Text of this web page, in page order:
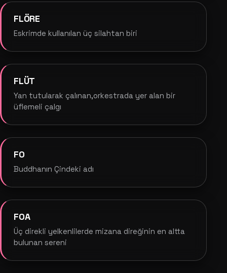
FLÖRE
Eskrimde kullanılan üç silahtan biri
FLÜT
Yan tutularak çalınan,orkestrada yer alan bir
üflemeli çalgı
FO
Buddhanın Çindeki adı
FOA
Üç direkli yelkenlilerde mizana direğinin en altta
bulunan sereni